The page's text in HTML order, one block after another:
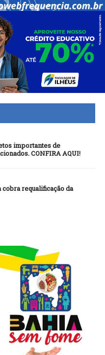
importantes de
CONFIRA AQUI!
requalificação da